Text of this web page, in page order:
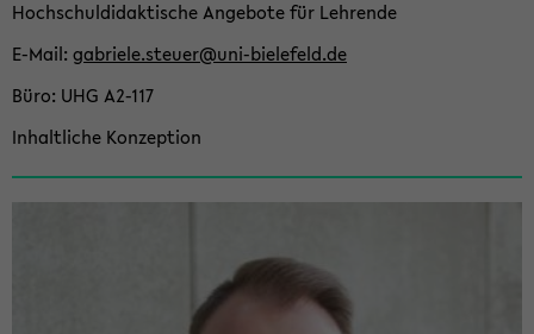
Hoch­schul­di­dak­ti­sche An­ge­bo­te für Leh­ren­de
E-​Mail ga­brie­le.steu­er@uni-​bielefeld.de
Büro UHG A2-​117
In­halt­li­che Kon­zep­ti­on